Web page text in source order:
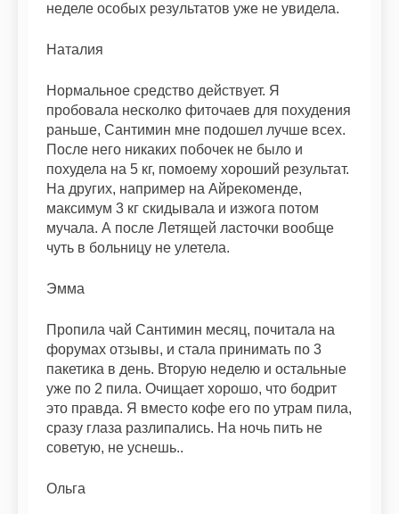
неделе особых результатов уже не увидела.
Наталия
Нормальное средство действует. Я
пробовала несколко фиточаев для похудения
раньше, Сантимин мне подошел лучше всех.
После него никаких побочек не было и
похудела на 5 кг, помоему хороший результат.
На других, например на Айрекоменде,
максимум 3 кг скидывала и изжога потом
мучала. А после Летящей ласточки вообще
чуть в больницу не улетела.
Эмма
Пропила чай Сантимин месяц, почитала на
форумах отзывы, и стала принимать по 3
пакетика в день. Вторую неделю и остальные
уже по 2 пила. Очищает хорошо, что бодрит
это правда. Я вместо кофе его по утрам пила,
сразу глаза разлипались. На ночь пить не
советую, не уснешь..
Ольга